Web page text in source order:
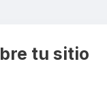
tu sitio